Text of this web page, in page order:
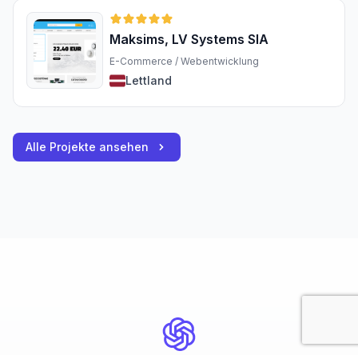
Maksims, LV Systems SIA
E-Commerce / Webentwicklung
Lettland
Alle Projekte ansehen